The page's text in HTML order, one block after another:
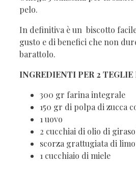
pelo.
In definitiva è un biscotto
gusto e di benefici che non
barattolo.
INGREDIENTI PER 2
300 gr farina integrale
150 gr di polpa di zucca
1 uovo
2 cucchiai di olio di
scorza grattugiata di
1 cucchiaio di miele